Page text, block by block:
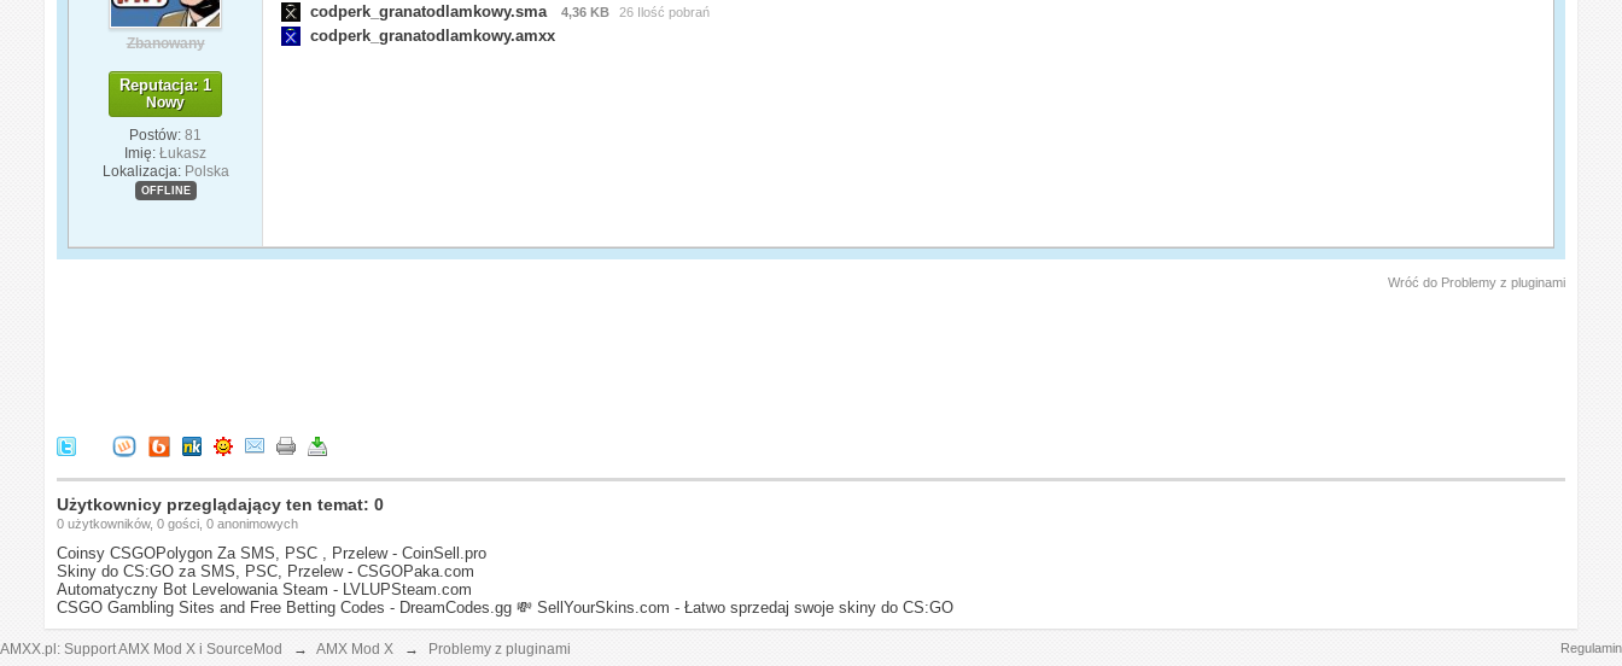
Zbanowany
Reputacja: 1
Nowy
Postów: 81
Imię: Łukasz
Lokalizacja: Polska
OFFLINE
codperk_granatodlamkowy.sma 4,36 KB 26 Ilość pobrań
codperk_granatodlamkowy.amxx
Wróć do Problemy z pluginami
Użytkownicy przeglądający ten temat: 0
0 użytkowników, 0 gości, 0 anonimowych
Coinsy CSGOPolygon Za SMS, PSC , Przelew - CoinSell.pro
Skiny do CS:GO za SMS, PSC, Przelew - CSGOPaka.com
Automatyczny Bot Levelowania Steam - LVLUPSteam.com
CSGO Gambling Sites and Free Betting Codes - DreamCodes.gg 💸 SellYourSkins.com - Łatwo sprzedaj swoje skiny do CS:GO
AMXX.pl: Support AMX Mod X i SourceMod → AMX Mod X → Problemy z pluginami Regulamin